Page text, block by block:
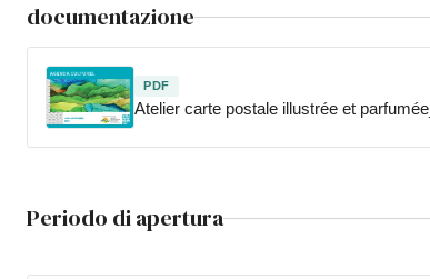
documentazione
PDF
Atelier carte postale illustrée et
Periodo di apertura